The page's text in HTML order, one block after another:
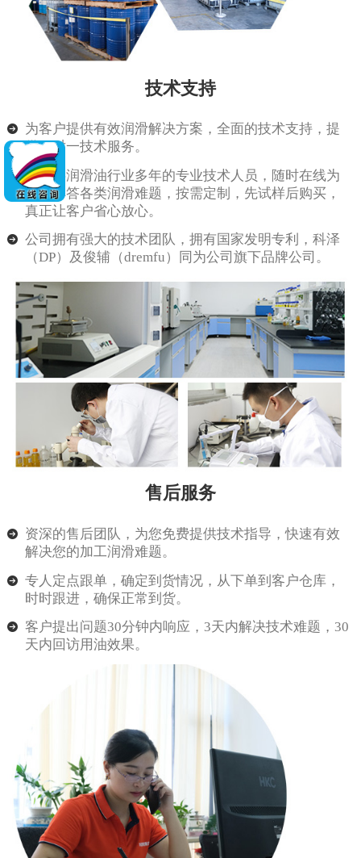
技术支持
为客户提供有效润滑解决方案，全面的技术支持，提
供一对一技术服务。
由从事润滑油行业多年的专业技术人员，随时在线为
客户解答各类润滑难题，按需定制，先试样后购买，
真正让客户省心放心。
公司拥有强大的技术团队，拥有国家发明专利，科泽
（DP）及俊辅（dremfu）同为公司旗下品牌公司。
售后服务
资深的售后团队，为您免费提供技术指导，快速有效
解决您的加工润滑难题。
专人定点跟单，确定到货情况，从下单到客户仓库，
时时跟进，确保正常到货。
客户提出问题30分钟内响应，3天内解决技术难题，30
天内回访用油效果。